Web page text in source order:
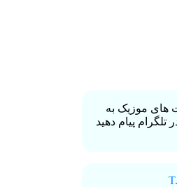
های موزیک به
پیام دهید